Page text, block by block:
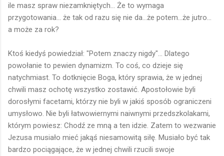
ile masz spraw niezamkniętych... Że to wymaga
przygotowania... że tak od razu się nie da...że potem...że jutro...
a może za rok?
Ktoś kiedyś powiedział: "Potem znaczy nigdy"... Dlatego
powołanie to pewien dynamizm. To coś, co dzieje się
natychmiast. To dotknięcie Boga, który sprawia, że w jednej
chwili masz ochotę wszystko zostawić. Apostołowie byli
dorosłymi facetami, którzy nie byli w jakiś sposób ograniczeni
umysłowo. Nie byli łatwowiernymi naiwnymi przedszkolakami,
którym powiesz: Chodź ze mną a ten idzie. Zatem to wezwanie
Jezusa musiało mieć jakąś niesamowitą siłę. Musiało być tak
bardzo pociągające, że w jednej chwili rzucili swoje